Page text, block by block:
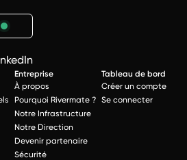
Entreprise
À propos
Pourquoi Rivermate ?
Notre Infrastructure
Notre Direction
Devenir partenaire
Sécurité
Tableau de bord
Créer un compte
Se connecter